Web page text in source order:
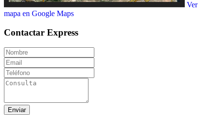
Ver
mapa en Google Maps
Contactar Express
Enviar